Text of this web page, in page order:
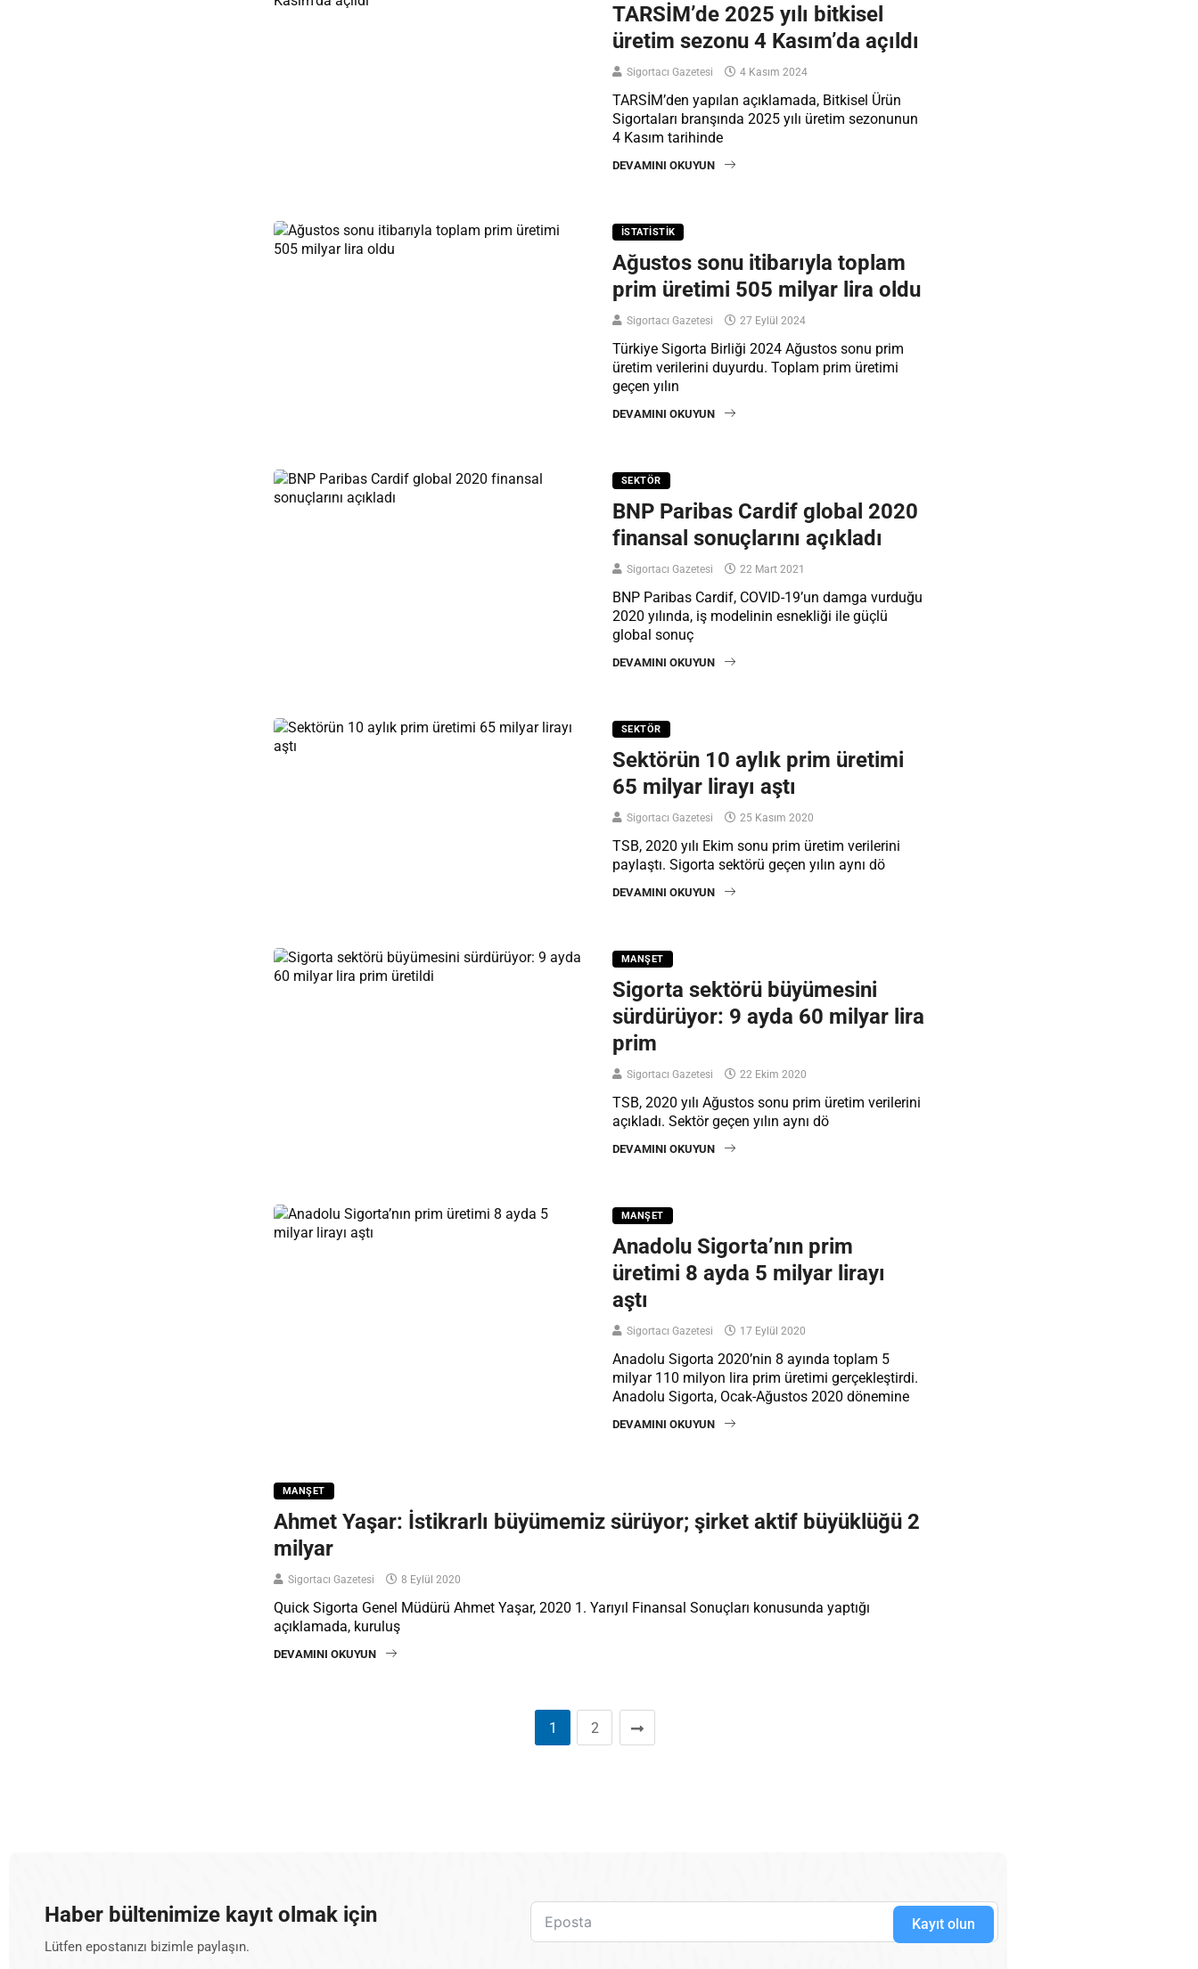
TARSİM’de 2025 yılı bitkisel
üretim sezonu 4 Kasım’da açıldı
Sigortacı Gazetesi 4 Kasım 2024
TARSİM’den yapılan açıklamada, Bitkisel Ürün
Sigortaları branşında 2025 yılı üretim sezonunun
4 Kasım tarihinde
DEVAMINI OKUYUN
İSTATISTIK
Ağustos sonu itibarıyla toplam
prim üretimi 505 milyar lira oldu
Sigortacı Gazetesi 27 Eylül 2024
Türkiye Sigorta Birliği 2024 Ağustos sonu prim
üretim verilerini duyurdu. Toplam prim üretimi
geçen yılın
DEVAMINI OKUYUN
SEKTÖR
BNP Paribas Cardif global 2020
finansal sonuçlarını açıkladı
Sigortacı Gazetesi 22 Mart 2021
BNP Paribas Cardif, COVID-19’un damga vurduğu
2020 yılında, iş modelinin esnekliği ile güçlü
global sonuç
DEVAMINI OKUYUN
SEKTÖR
Sektörün 10 aylık prim üretimi
65 milyar lirayı aştı
Sigortacı Gazetesi 25 Kasım 2020
TSB, 2020 yılı Ekim sonu prim üretim verilerini
paylaştı. Sigorta sektörü geçen yılın aynı dö
DEVAMINI OKUYUN
MANŞET
Sigorta sektörü büyümesini
sürdürüyor: 9 ayda 60 milyar lira
prim
Sigortacı Gazetesi 22 Ekim 2020
TSB, 2020 yılı Ağustos sonu prim üretim verilerini
açıkladı. Sektör geçen yılın aynı dö
DEVAMINI OKUYUN
MANŞET
Anadolu Sigorta’nın prim
üretimi 8 ayda 5 milyar lirayı
aştı
Sigortacı Gazetesi 17 Eylül 2020
Anadolu Sigorta 2020’nin 8 ayında toplam 5
milyar 110 milyon lira prim üretimi gerçekleştirdi.
Anadolu Sigorta, Ocak-Ağustos 2020 dönemine
DEVAMINI OKUYUN
MANŞET
Ahmet Yaşar: İstikrarlı büyümemiz sürüyor; şirket aktif büyüklüğü 2
milyar
Sigortacı Gazetesi 8 Eylül 2020
Quick Sigorta Genel Müdürü Ahmet Yaşar, 2020 1. Yarıyıl Finansal Sonuçları konusunda yaptığı
açıklamada, kuruluş
DEVAMINI OKUYUN
1 2
Haber bültenimize kayıt olmak için
Lütfen epostanızı bizimle paylaşın.
Kayıt olun